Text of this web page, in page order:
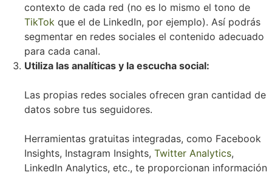
contexto de cada red (no es lo mismo el tono de
TikTok que el de LinkedIn, por ejemplo). Así podrás
segmentar en redes sociales el contenido adecuado
para cada canal.
Utiliza las analíticas y la escucha social:
Las propias redes sociales ofrecen gran cantidad de
datos sobre tus seguidores.
Herramientas gratuitas integradas, como Facebook
Insights, Instagram Insights, Twitter Analytics,
LinkedIn Analytics, etc., te proporcionan información